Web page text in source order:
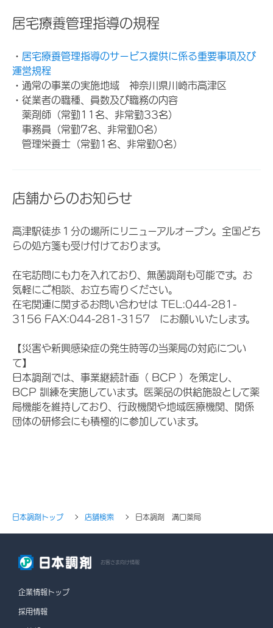
居宅療養管理指導の規程
・ 居宅療養管理指導のサービス提供に係る重要事項及び
運営規程
・通常の事業の実施地域 神奈川県川崎市高津区
・従業者の職種、員数及び職務の内容
薬剤師（常勤11名、非常勤33名）
事務員（常勤7名、非常勤0名）
管理栄養士（常勤1名、非常勤0名）
店舗からのお知らせ
高津駅徒歩１分の場所にリニューアルオープン。全国どち
らの処方箋も受け付けております。
在宅訪問にも力を入れており、無菌調剤も可能です。お
気軽にご相談、お立ち寄りください。
在宅関連に関するお問い合わせは TEL:044-281-
3156 FAX:044-281-3157 にお願いいたします。
【災害や新興感染症の発生時等の当薬局の対応につい
て】
日本調剤では、事業継続計画（ BCP ）を策定し、
BCP 訓練を実施しています。医薬品の供給施設として薬
局機能を維持しており、行政機関や地域医療機関、関係
団体の研修会にも積極的に参加しています。
日本調剤トップ 店舗検索 日本調剤 溝口薬局
お客さま向け情報
企業情報トップ
採用情報